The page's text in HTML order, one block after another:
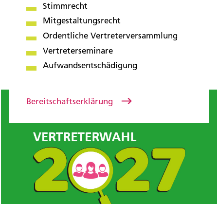
Stimmrecht
Mitgestaltungsrecht
Ordentliche Vertreterversammlung
Vertreterseminare
Aufwandsentschädigung
Bereitschaftserklärung